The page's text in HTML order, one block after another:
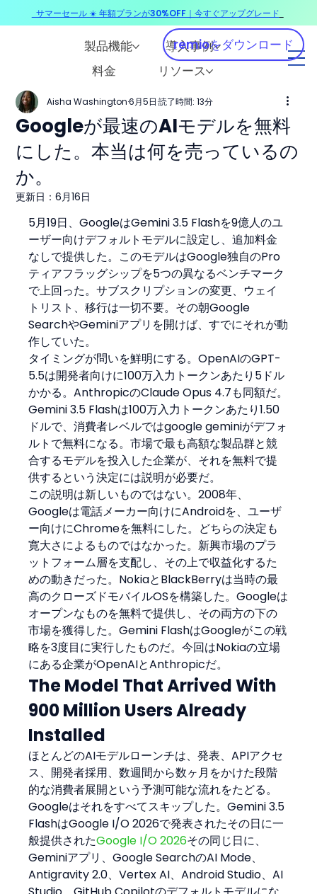
製品機能
導入事例
料金
リソース
remioをダウンロード
Googleが最速のAIモデルを無料
にした。本当は何を売っているの
か。
Aisha Washington 6月5日 読了時間: 13分
更新日：6月16日
5月19日、GoogleはGemini 3.5 Flashを9億人のユ
ーザー向けデフォルトモデルに設定し、追加料金
なしで提供した。このモデルはGoogle独自のPro
ティアフラッグシップを5つの異なるベンチマーク
で上回った。サブスクリプションの変更、ウェイ
トリスト、移行は一切不要。その朝Google
SearchやGeminiアプリを開けば、すでにそれが動
作していた。
タイミングが問いを鮮明にする。OpenAIのGPT-
5.5は開発者向けに100万入力トークンあたり5ドル
かかる。AnthropicのClaude Opus 4.7も同額だ。
Gemini 3.5 Flashは100万入力トークンあたり1.50
ドルで、消費者レベルではgoogle geminiがデフォ
ルトで無料になる。市場で最も高額な製品群と競
合するモデルを投入した企業が、それを無料で提
供するという決定には説明が必要だ。
この説明は新しいものではない。2008年、
Googleは電話メーカー向けにAndroidを、ユーザ
ー向けにChromeを無料にした。どちらの決定も
寛大さによるものではなかった。新興市場のプラ
ットフォーム層を支配し、その上で収益化するた
めの動きだった。NokiaとBlackBerryは当時の最
高のクローズドモバイルOSを構築した。Googleは
オープンなものを無料で提供し、その両方の下の
市場を獲得した。Gemini FlashはGoogleがこの戦
略を3度目に実行したものだ。今回はNokiaの立場
にある企業がOpenAIとAnthropicだ。
The Model That Arrived With
900 Million Users Already
Installed
ほとんどのAIモデルローンチは、発表、APIアクセ
ス、開発者採用、数週間から数ヶ月をかけた段階
的な消費者展開という予測可能な流れをたどる。
Googleはそれをすべてスキップした。Gemini 3.5
FlashはGoogle I/O 2026で発表されたその日に一
般提供されたGoogle I/O 2026その同じ日に、
Geminiアプリ、Google SearchのAI Mode、
Antigravity 2.0、Vertex AI、Android Studio、AI
サマーセール ☀️ 年額プランが30%OFF｜今すぐアップグレード